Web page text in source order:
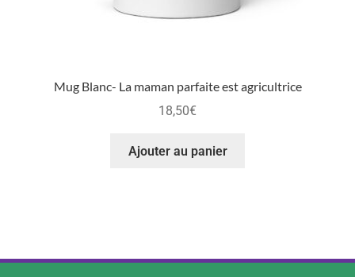
Mug Blanc- La maman parfaite est agricultrice
18,50€
Ajouter au panier